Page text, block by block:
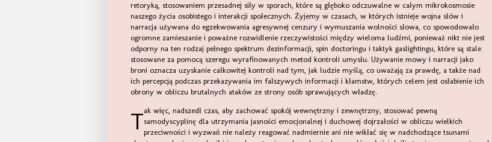
retoryką, stosowaniem przesadnej siły w sporach, które są głęboko odczuwalne w całym mikrokosmosie
naszego życia osobistego i interakcji społecznych. Żyjemy w czasach, w których istnieje wojna słów i
narracja używana do egzekwowania agresywnej cenzury i wymuszania wolności słowa, co spowodowało
ogromne zamieszanie i poważne rozwidlenie rzeczywistości między wieloma ludźmi, ponieważ nikt nie jest
odporny na ten rodzaj pełnego spektrum dezinformacji, spin doctoringu i taktyk gaslightingu, które są stale
stosowane za pomocą szeregu wyrafinowanych metod kontroli umysłu. Używanie mowy i narracji jako
broni oznacza uzyskanie całkowitej kontroli nad tym, jak ludzie myślą, co uważają za prawdę, a także nad
ich percepcją podczas przekazywania im fałszywych informacji i kłamstw, których celem jest osłabienie ich
obrony w obliczu brutalnych ataków ze strony osób sprawujących władzę.
Tak więc, nadszedł czas, aby zachować spokój wewnętrzny i zewnętrzny, stosować pewnąsamodyscyplinę dla utrzymania jasności emocjonalnej i duchowej dojrzałości w obliczu wielkich
przeciwności i wyzwań nie należy reagować nadmiernie ani nie wikłać się w nadchodzące tsunami